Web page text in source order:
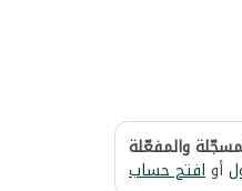
والمفعّلة
أوافتح حساب